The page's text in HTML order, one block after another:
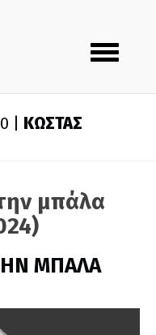
Toggle
navigation
| ΚΩΣΤΑΣ
μπάλα
ΜΠΑΛΑ